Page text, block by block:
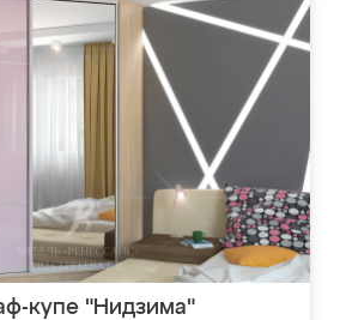
купе "Нидзима"